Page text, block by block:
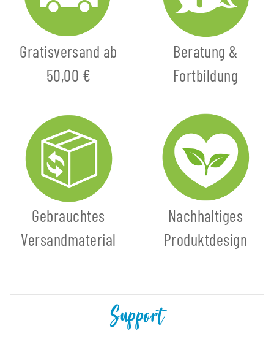
Gratisversand ab
50,00 €
Beratung &
Fortbildung
Gebrauchtes
Versandmaterial
Nachhaltiges
Produktdesign
Support